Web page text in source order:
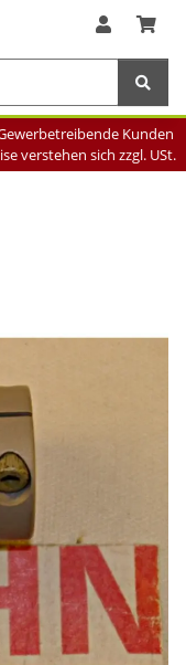
Kunden
verstehen sich zzgl. USt.